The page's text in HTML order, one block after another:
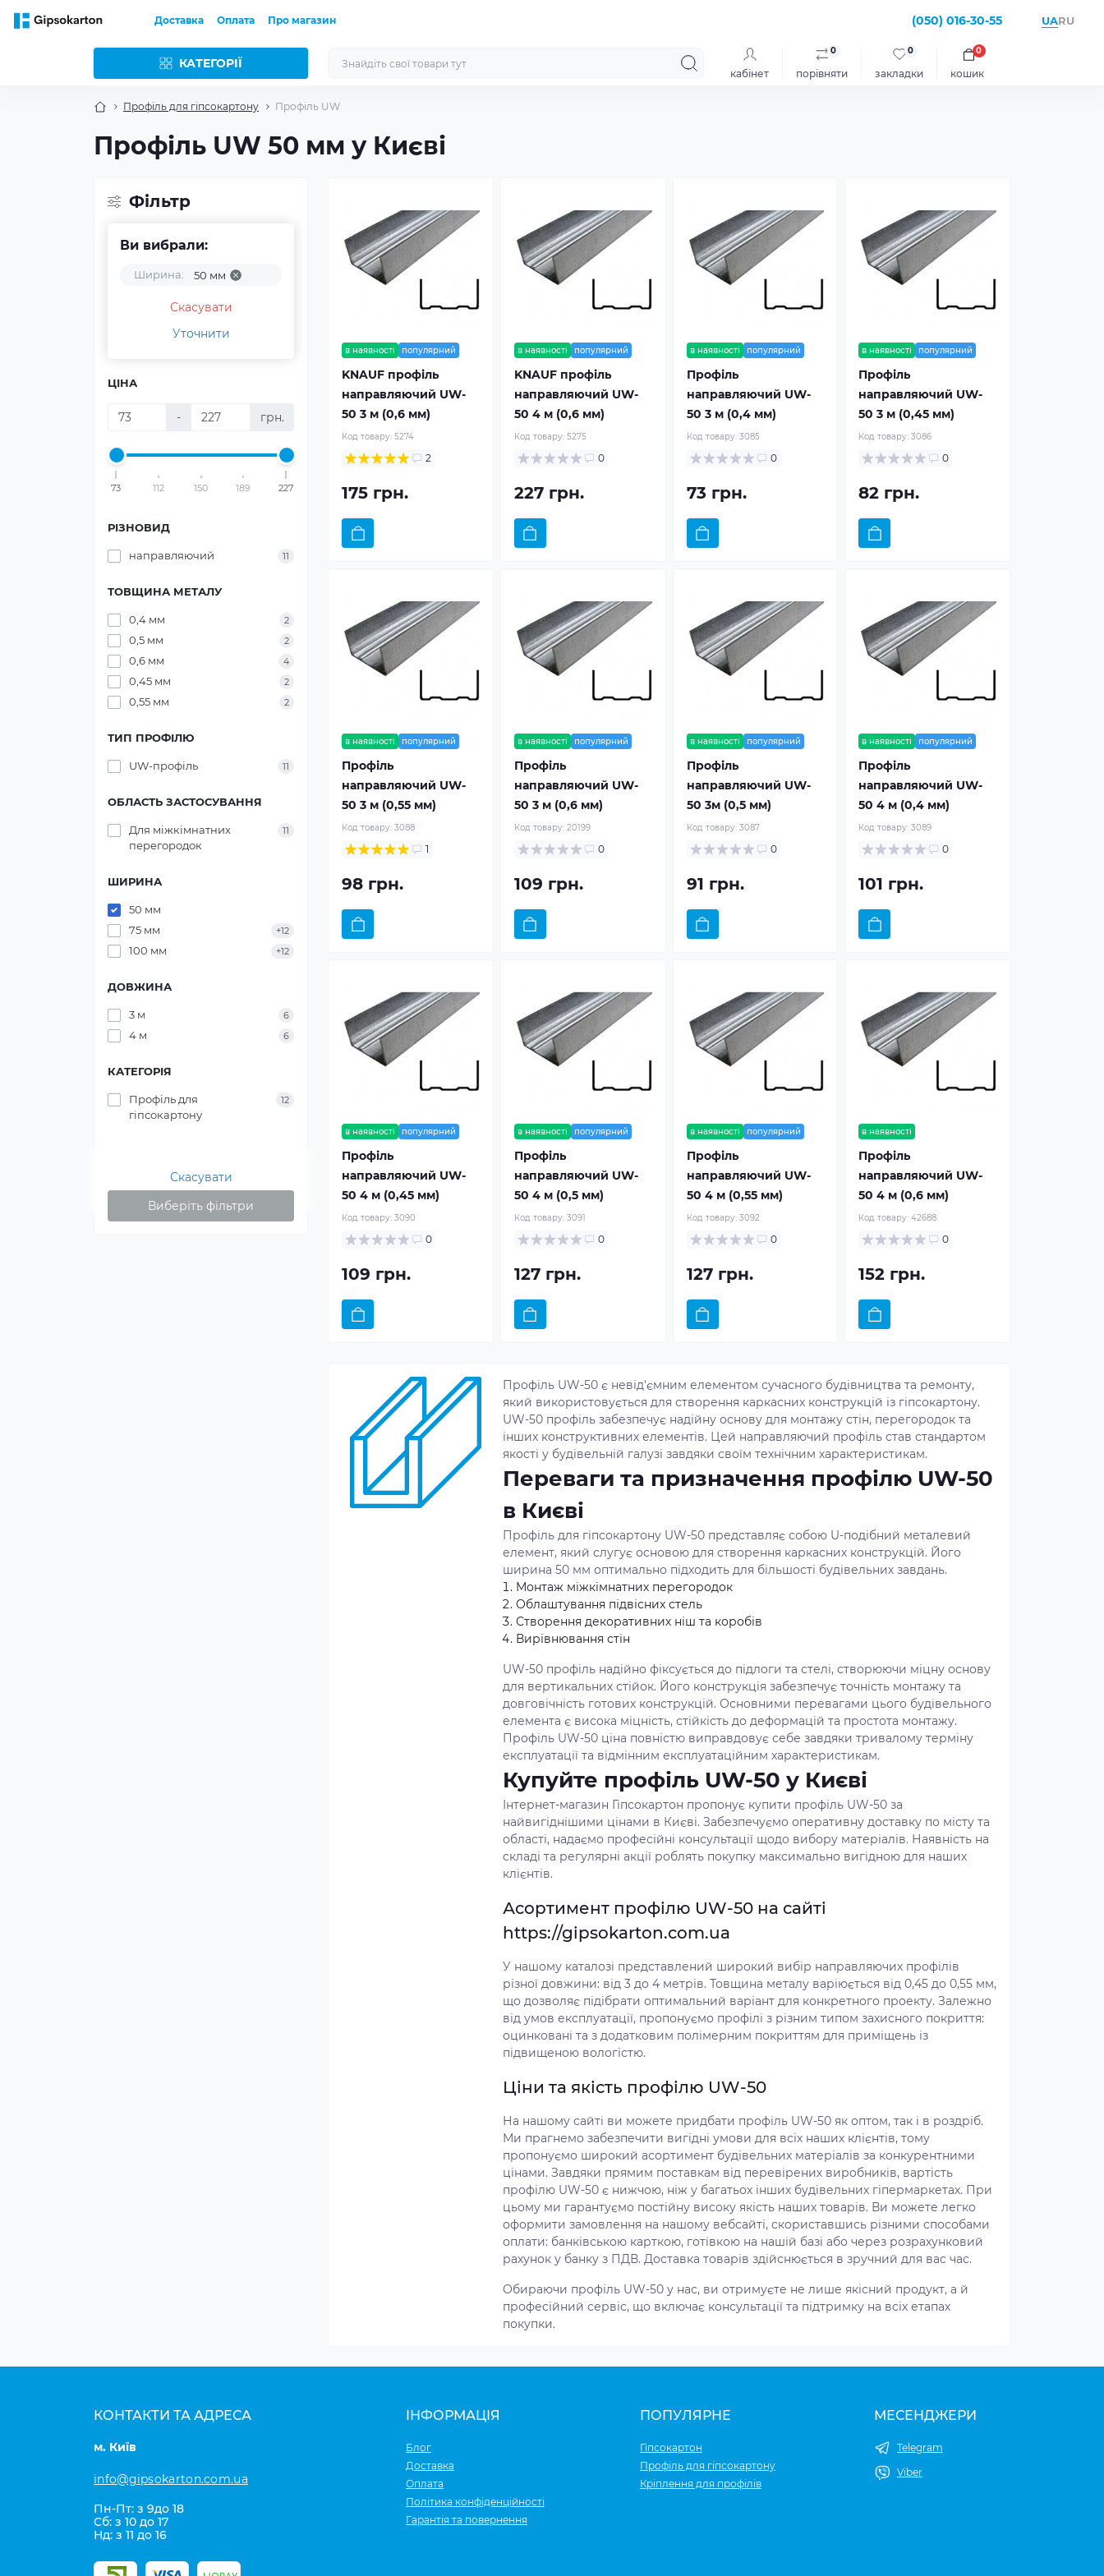
Доставка Оплата Про магазин (050) 016-30-55 UARU
КАТЕГОРІЇ
кабінет порівняти
0
закладки
0
кошик
0
Профіль для гіпсокартону Профіль UW
Профіль UW 50 мм у Києві
Фільтр
Ви вибрали:
Ширина: 50 мм
Скасувати
Уточнити
ЦІНА
- грн.
73 112 150 189 227
РІЗНОВИД
направляючий 11
ТОВЩИНА МЕТАЛУ
0,4 мм 2
0,5 мм 2
0,6 мм 4
0,45 мм 2
0,55 мм 2
ТИП ПРОФІЛЮ
UW-профіль 11
ОБЛАСТЬ ЗАСТОСУВАННЯ
Для міжкімнатних
перегородок
11
ШИРИНА
50 мм
75 мм
+12
100 мм +12
ДОВЖИНА
3 м 6
4 м 6
КАТЕГОРІЯ
Профіль для
гіпсокартону
12
Скасувати
Виберіть фільтри
в наявності популярний
KNAUF профіль
направляючий UW-
50 3 м (0,6 мм)
Код товару: 5274
2
175 грн.
в наявності популярний
KNAUF профіль
направляючий UW-
50 4 м (0,6 мм)
Код товару: 5275
0
227 грн.
в наявності популярний
Профіль
направляючий UW-
50 3 м (0,4 мм)
Код товару: 3085
0
73 грн.
в наявності популярний
Профіль
направляючий UW-
50 3 м (0,45 мм)
Код товару:3086
0
82 грн.
в наявності популярний
Профіль
направляючий UW-
50 3 м (0,55 мм)
Код товару: 3088
1
98 грн.
в наявності популярний
Профіль
направляючий UW-
50 3 м (0,6 мм)
Код товару: 20199
0
109 грн.
в наявності популярний
Профіль
направляючий UW-
50 3м (0,5 мм)
Код товару: 3087
0
91 грн.
в наявності популярний
Профіль
направляючий UW-
50 4 м (0,4 мм)
Код товару:3089
0
101 грн.
в наявності популярний
Профіль
направляючий UW-
50 4 м (0,45 мм)
Код товару: 3090
0
109 грн.
в наявності популярний
Профіль
направляючий UW-
50 4 м (0,5 мм)
Код товару: 3091
0
127 грн.
в наявності популярний
Профіль
направляючий UW-
50 4 м (0,55 мм)
Код товару: 3092
0
127 грн.
в наявності
Профіль
направляючий UW-
50 4 м (0,6 мм)
Код товару:42688
0
152 грн.
Профіль UW-50 є невід'ємним елементом сучасного будівництва та ремонту,
який використовується для створення каркасних конструкцій із гіпсокартону.
UW-50 профіль забезпечує надійну основу для монтажу стін, перегородок та
інших конструктивних елементів. Цей направляючий профіль став стандартом
якості у будівельній галузі завдяки своїм технічним характеристикам.
Переваги та призначення профілю UW-50
в Києві
Профіль для гіпсокартону UW-50 представляє собою U-подібний металевий
елемент, який слугує основою для створення каркасних конструкцій. Його
ширина 50 мм оптимально підходить для більшості будівельних завдань.
Монтаж міжкімнатних перегородок
Облаштування підвісних стель
Створення декоративних ніш та коробів
Вирівнювання стін
UW-50 профіль надійно фіксується до підлоги та стелі, створюючи міцну основу
для вертикальних стійок. Його конструкція забезпечує точність монтажу та
довговічність готових конструкцій. Основними перевагами цього будівельного
елемента є висока міцність, стійкість до деформацій та простота монтажу.
Профіль UW-50 ціна повністю виправдовує себе завдяки тривалому терміну
експлуатації та відмінним експлуатаційним характеристикам.
Купуйте профіль UW-50 у Києві
Інтернет-магазин Гіпсокартон пропонує купити профіль UW-50 за
найвигіднішими цінами в Києві. Забезпечуємо оперативну доставку по місту та
області, надаємо професійні консультації щодо вибору матеріалів. Наявність на
складі та регулярні акції роблять покупку максимально вигідною для наших
клієнтів.
Асортимент профілю UW-50 на сайті
https://gipsokarton.com.ua
У нашому каталозі представлений широкий вибір направляючих профілів
різної довжини: від 3 до 4 метрів. Товщина металу варіюється від 0,45 до 0,55 мм,
що дозволяє підібрати оптимальний варіант для конкретного проекту. Залежно
від умов експлуатації, пропонуємо профілі з різним типом захисного покриття:
оцинковані та з додатковим полімерним покриттям для приміщень із
підвищеною вологістю.
Ціни та якість профілю UW-50
На нашому сайті ви можете придбати профіль UW-50 як оптом, так і в роздріб.
Ми прагнемо забезпечити вигідні умови для всіх наших клієнтів, тому
пропонуємо широкий асортимент будівельних матеріалів за конкурентними
цінами. Завдяки прямим поставкам від перевірених виробників, вартість
профілю UW-50 є нижчою, ніж у багатьох інших будівельних гіпермаркетах. При
цьому ми гарантуємо постійну високу якість наших товарів. Ви можете легко
оформити замовлення на нашому вебсайті, скориставшись різними способами
оплати: банківською карткою, готівкою на нашій базі або через розрахунковий
рахунок у банку з ПДВ. Доставка товарів здійснюється в зручний для вас час.
Обираючи профіль UW-50 у нас, ви отримуєте не лише якісний продукт, а й
професійний сервіс, що включає консультації та підтримку на всіх етапах
покупки.
КОНТАКТИ ТА АДРЕСА
м. Київ
info@gipsokarton.com.ua
Пн-Пт: з 9до 18
Сб: з 10 до 17
Нд: з 11 до 16
ІНФОРМАЦІЯ
Блог
Доставка
Оплата
Політика конфіденційності
Гарантія та повернення
ПОПУЛЯРНЕ
Гіпсокартон
Профіль для гіпсокартону
Кріплення для профілів
МЕСЕНДЖЕРИ
Telegram
Viber